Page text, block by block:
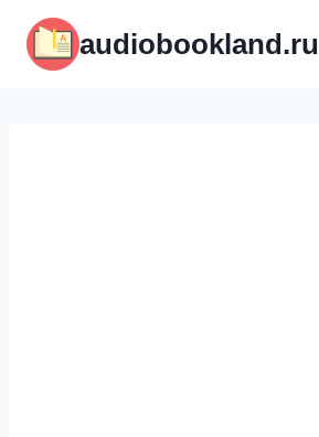
содержимому
audiobookland.ru